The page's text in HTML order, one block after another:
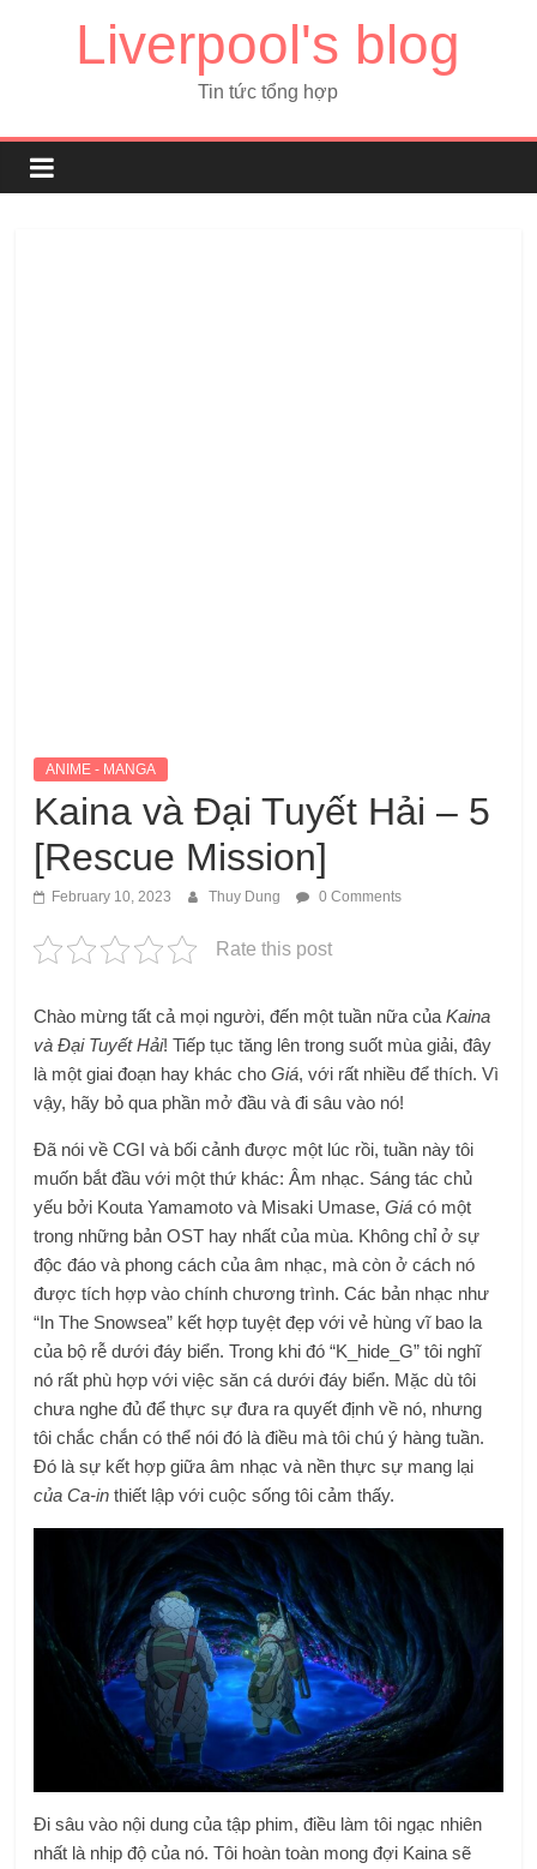
Liverpool's blog
Tin tức tổng hợp
ANIME - MANGA
Kaina và Đại Tuyết Hải – 5
[Rescue Mission]
February 10, 2023 Thuy Dung 0 Comments
Rate this post
Chào mừng tất cả mọi người, đến một tuần nữa củaKaina
và Đại Tuyết Hải! Tiếp tục tăng lên trong suốt mùa giải, đây
là một giai đoạn hay khác choGiá, với rất nhiều để thích. Vì
vậy, hãy bỏ qua phần mở đầu và đi sâu vào nó!
Đã nói về CGI và bối cảnh được một lúc rồi, tuần này tôi
muốn bắt đầu với một thứ khác: Âm nhạc. Sáng tác chủ
yếu bởi Kouta Yamamoto và Misaki Umase,Giá có một
trong những bản OST hay nhất của mùa. Không chỉ ở sự
độc đáo và phong cách của âm nhạc, mà còn ở cách nó
được tích hợp vào chính chương trình. Các bản nhạc như
“In The Snowsea” kết hợp tuyệt đẹp với vẻ hùng vĩ bao la
của bộ rễ dưới đáy biển. Trong khi đó “K_hide_G” tôi nghĩ
nó rất phù hợp với việc săn cá dưới đáy biển. Mặc dù tôi
chưa nghe đủ để thực sự đưa ra quyết định về nó, nhưng
tôi chắc chắn có thể nói đó là điều mà tôi chú ý hàng tuần.
Đó là sự kết hợp giữa âm nhạc và nền thực sự mang lại
của Ca-in thiết lập với cuộc sống tôi cảm thấy.
Đi sâu vào nội dung của tập phim, điều làm tôi ngạc nhiên
nhất là nhịp độ của nó. Tôi hoàn toàn mong đợi Kaina sẽ